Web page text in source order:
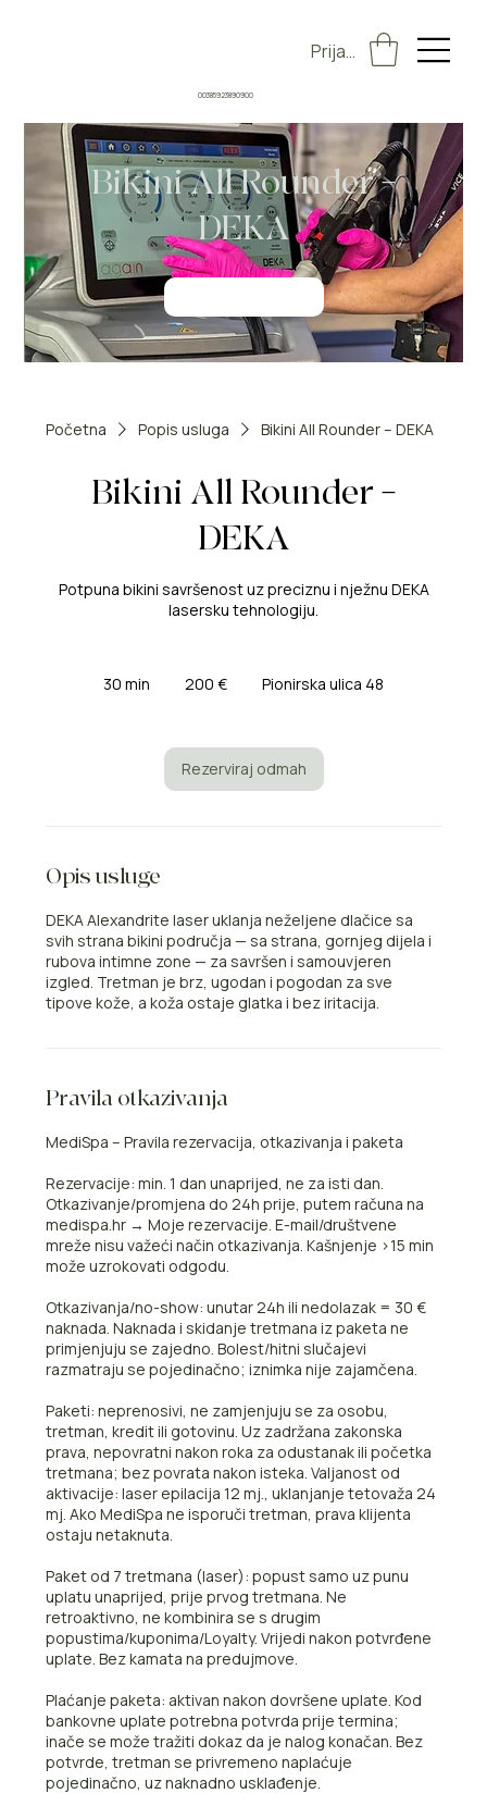
Prijava
00385923890900
Bikini All Rounder –
DEKA
Početna Popis usluga Bikini All Rounder – DEKA
Bikini All Rounder –
DEKA
Potpuna bikini savršenost uz preciznu i nježnu DEKA
lasersku tehnologiju.
30 min 200 € Pionirska ulica 48
Rezerviraj odmah
Opis usluge
DEKA Alexandrite laser uklanja neželjene dlačice sa
svih strana bikini područja — sa strana, gornjeg dijela i
rubova intimne zone — za savršen i samouvjeren
izgled. Tretman je brz, ugodan i pogodan za sve
tipove kože, a koža ostaje glatka i bez iritacija.
Pravila otkazivanja
MediSpa – Pravila rezervacija, otkazivanja i paketa
Rezervacije: min. 1 dan unaprijed, ne za isti dan.
Otkazivanje/promjena do 24h prije, putem računa na
medispa.hr → Moje rezervacije. E-mail/društvene
mreže nisu važeći način otkazivanja. Kašnjenje >15 min
može uzrokovati odgodu.
Otkazivanja/no-show: unutar 24h ili nedolazak = 30 €
naknada. Naknada i skidanje tretmana iz paketa ne
primjenjuju se zajedno. Bolest/hitni slučajevi
razmatraju se pojedinačno; iznimka nije zajamčena.
Paketi: neprenosivi, ne zamjenjuju se za osobu,
tretman, kredit ili gotovinu. Uz zadržana zakonska
prava, nepovratni nakon roka za odustanak ili početka
tretmana; bez povrata nakon isteka. Valjanost od
aktivacije: laser epilacija 12 mj., uklanjanje tetovaža 24
mj. Ako MediSpa ne isporuči tretman, prava klijenta
ostaju netaknuta.
Paket od 7 tretmana (laser): popust samo uz punu
uplatu unaprijed, prije prvog tretmana. Ne
retroaktivno, ne kombinira se s drugim
popustima/kuponima/Loyalty. Vrijedi nakon potvrđene
uplate. Bez kamata na predujmove.
Plaćanje paketa: aktivan nakon dovršene uplate. Kod
bankovne uplate potrebna potvrda prije termina;
inače se može tražiti dokaz da je nalog konačan. Bez
potvrde, tretman se privremeno naplaćuje
pojedinačno, uz naknadno usklađenje.